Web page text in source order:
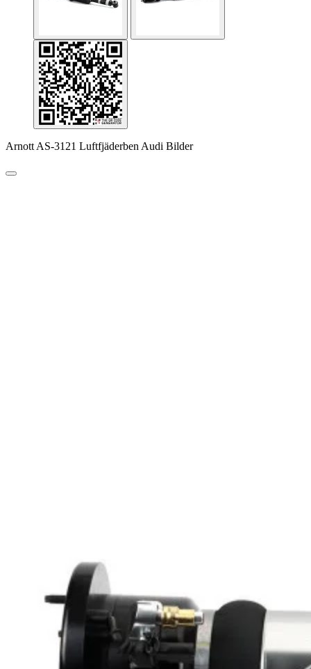
Arnott AS-3121 Luftfjäderben Audi Bilder